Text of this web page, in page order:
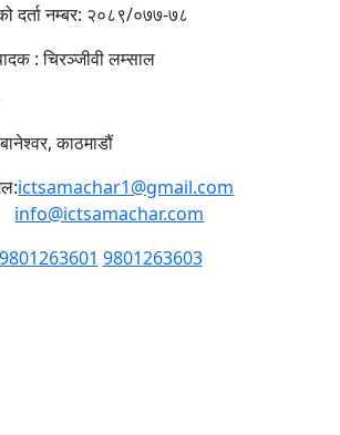
दर्ता नम्बर: २०८९/०७७-७८
:चिरञ्जीवी लम्साल
काठमाडौं
ictsamachar1@gmail.com
info@ictsamachar.com
9801263603